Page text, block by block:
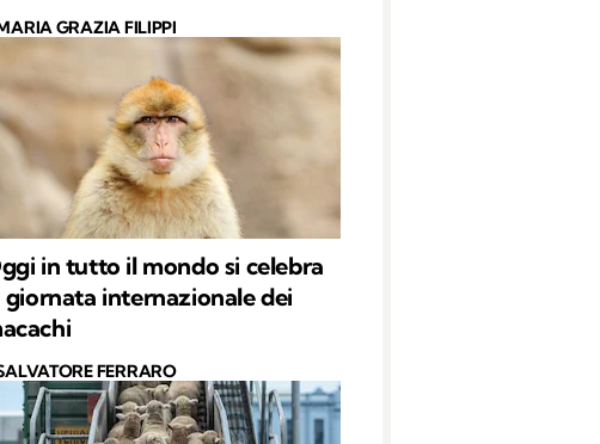
GRAZIA FILIPPI
in tutto il mondo si celebra
giornata internazionale dei
FERRARO